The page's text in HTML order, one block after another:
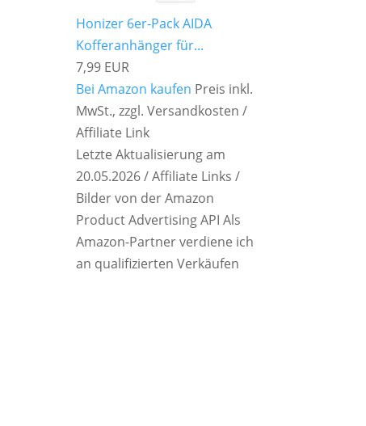
Honizer 6er-Pack AIDA
Kofferanhänger für...
7,99 EUR
Bei Amazon kaufen Preis inkl.
MwSt., zzgl. Versandkosten /
Affiliate Link
Letzte Aktualisierung am
20.05.2026 / Affiliate Links /
Bilder von der Amazon
Product Advertising API Als
Amazon-Partner verdiene ich
an qualifizierten Verkäufen